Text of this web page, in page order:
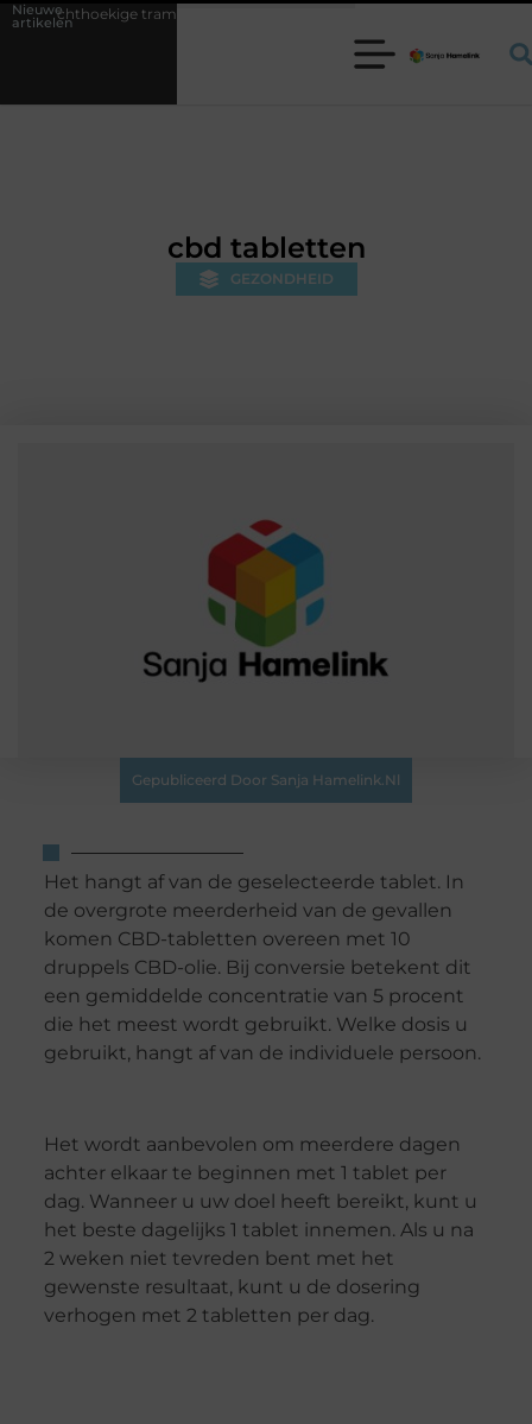
Nieuwe
artikelen kiezen voor jouw tuin
cbd tabletten
GEZONDHEID
Gepubliceerd Door Sanja Hamelink.nl
Het hangt af van de geselecteerde tablet. In
de overgrote meerderheid van de gevallen
komen CBD-tabletten overeen met 10
druppels CBD-olie. Bij conversie betekent dit
een gemiddelde concentratie van 5 procent
die het meest wordt gebruikt. Welke dosis u
gebruikt, hangt af van de individuele persoon.
Het wordt aanbevolen om meerdere dagen
achter elkaar te beginnen met 1 tablet per
dag. Wanneer u uw doel heeft bereikt, kunt u
het beste dagelijks 1 tablet innemen. Als u na
2 weken niet tevreden bent met het
gewenste resultaat, kunt u de dosering
verhogen met 2 tabletten per dag.